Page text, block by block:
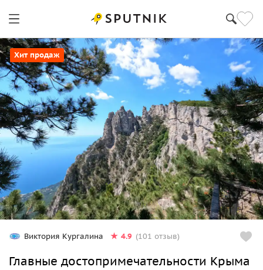
Хит продаж
Виктория Кургалина 4.9 (101 отзыв)
Главные достопримечательности Крыма